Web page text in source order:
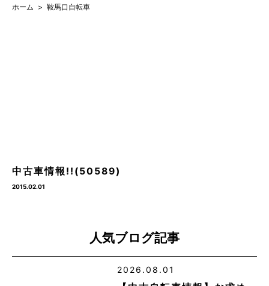
ホーム 鞍馬口自転車
中古車情報!!(50589)
2015.02.01
人気ブログ記事
2026.08.01